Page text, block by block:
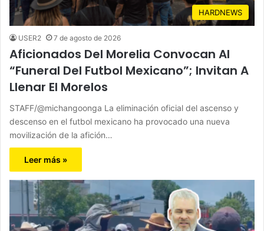
HARDNEWS
USER2 7 de agosto de 2026
Aficionados Del Morelia Convocan Al
“Funeral Del Futbol Mexicano”; Invitan A
Llenar El Morelos
STAFF/@michangoonga La eliminación oficial del ascenso y
descenso en el futbol mexicano ha provocado una nueva
movilización de la afición…
Leer más »